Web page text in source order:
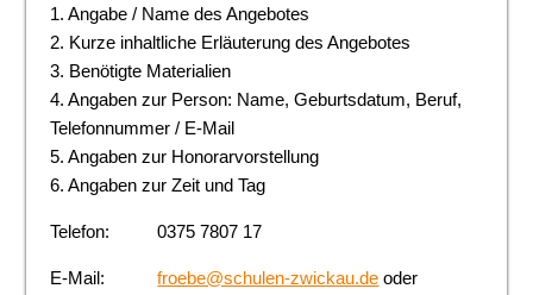
1. Angabe / Name des Angebotes
2. Kurze inhaltliche Erläuterung des Angebotes
3. Benötigte Materialien
4. Angaben zur Person: Name, Geburtsdatum, Beruf,
Telefonnummer / E-Mail
5. Angaben zur Honorarvorstellung
6. Angaben zur Zeit und Tag
Telefon: 0375 7807 17
E-Mail:froebe@schulen-zwickau.de oder